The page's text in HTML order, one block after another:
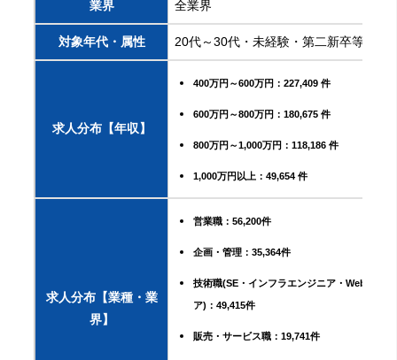
業界 全業界
対象年代・属性 20代～30代・未経験・第二新卒等
求人分布【年収】
400万円～600万円：227,409 件
600万円～800万円：180,675 件
800万円～1,000万円：118,186 件
1,000万円以上：49,654 件
求人分布【業種・業
界】
営業職：56,200件
企画・管理：35,364件
技術職(SE・インフラエンジニア・Webエン
ア)：49,415件
販売・サービス職：19,741件